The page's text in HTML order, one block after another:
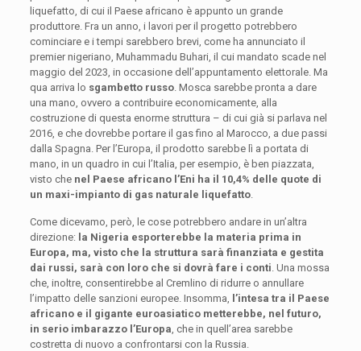
liquefatto, di cui il Paese africano è appunto un grande
produttore. Fra un anno, i lavori per il progetto potrebbero
cominciare e i tempi sarebbero brevi, come ha annunciato il
premier nigeriano, Muhammadu Buhari, il cui mandato scade nel
maggio del 2023, in occasione dell’appuntamento elettorale. Ma
qua arriva lo sgambetto russo. Mosca sarebbe pronta a dare
una mano, ovvero a contribuire economicamente, alla
costruzione di questa enorme struttura – di cui già si parlava nel
2016, e che dovrebbe portare il gas fino al Marocco, a due passi
dalla Spagna. Per l’Europa, il prodotto sarebbe lì a portata di
mano, in un quadro in cui l’Italia, per esempio, è ben piazzata,
visto che nel Paese africano l’Eni ha il 10,4% delle quote di
un maxi-impianto di gas naturale liquefatto.
Come dicevamo, però, le cose potrebbero andare in un’altra
direzione: la Nigeria esporterebbe la materia prima in
Europa, ma, visto che la struttura sarà finanziata e gestita
dai russi, sarà con loro che si dovrà fare i conti . Una mossa
che, inoltre, consentirebbe al Cremlino di ridurre o annullare
l’impatto delle sanzioni europee. Insomma,
l’intesa tra il Paese
africano e il gigante euroasiatico metterebbe, nel futuro,
in serio imbarazzo l’Europa , che in quell’area sarebbe
costretta di nuovo a confrontarsi con la Russia.